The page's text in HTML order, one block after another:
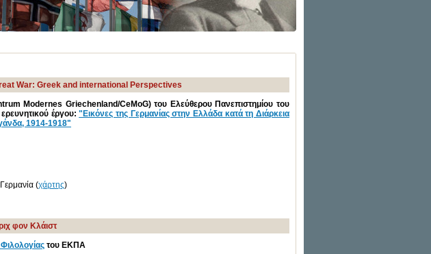
War: Greek and international Perspectives
Modernes Griechenland/CeMoG) του Ελεύθερου Πανεπιστημίου του
έργου:"Εικόνες της Γερμανίας στην Ελλάδα κατά τη Διάρκεια
1914-1918"
(χάρτης)
φον Κλάιστ
του ΕΚΠΑ